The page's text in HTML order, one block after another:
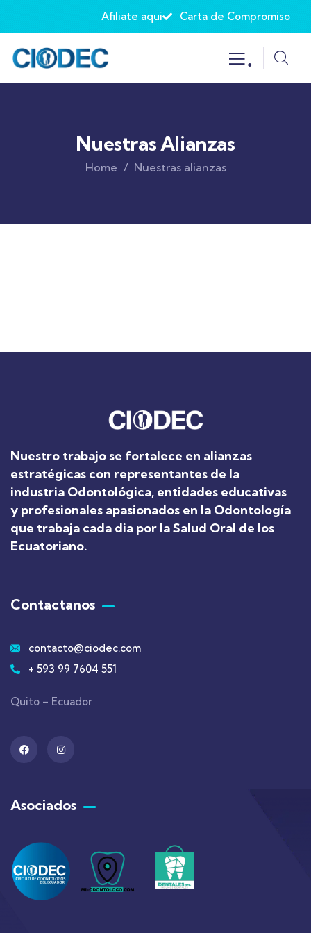
Afiliate aqui Carta de Compromiso
.
Nuestras Alianzas
Home Nuestras alianzas
Nuestro trabajo se fortalece en alianzas
estratégicas con representantes de la
industria Odontológica, entidades educativas
y profesionales apasionados en la Odontología
que trabaja cada dia por la Salud Oral de los
Ecuatoriano.
Contactanos
contacto@ciodec.com
+ 593 99 7604 551
Quito – Ecuador
Asociados